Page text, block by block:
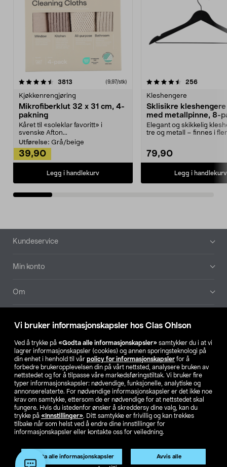
Vi bruker informasjonskapsler hos Clas Ohlson
Ved å trykke på «Godta alle informasjonskapsler» samtykker du i at vi
lagrer informasjonskapsler (cookies) og annen sporingsteknologi på
din enhet i henhold til vår policy for informasjonskapsler for å
forbedre brukeropplevelsen din på vårt nettsted, analysere bruken av
nettstedet og for å tilpasse våre markedsføringstiltak. Vi bruker fire
typer informasjonskapsler: nødvendige, funksjonelle, analytiske og
annonserelaterte. For nødvendige informasjonskapsler er det ikke noe
krav om samtykke, ettersom de er nødvendige for at nettstedet skal
fungere. Hvis du istedenfor ønsker å skreddersy dine valg, kan du
trykke på «Innstillinger». Ditt samtykke er frivillig og kan trekkes
tilbake når som helst ved å endre dine innstillinger for
informasjonskapsler eller kontakte oss for veiledning.
Godta alle informasjonskapsler Avvis alle
3813 anmeldelser(9,97/stk)
Kjøkkenrengjøring
Mikrofiberklut 32 x 31 cm, 4-
pakning
Kåret til «soleklar favoritt» i
svenske Afton...
Utførelse: Grå/beige
39,90
Legg i handlekurv
4.5av 5 stjerner 256
Kleshengere
Sklisikre
med metallpinne, 8-
Elegant og skikkelig
tre og metall – finnes i
79,90
Legg i handlekurv
4.5av 5 stjerner
Bunntekst
Kundeservice
Min konto
Om
Våre selskaper
Finn din butikk
SE NO FI
Privacy statement Medlemsvilkår Kjøpsvilkår For bedrifter